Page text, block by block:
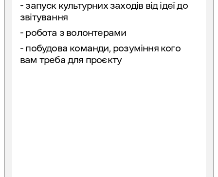
- запуск культурних заходів від ідеї до
звітування
- робота з волонтерами
- побудова команди, розуміння кого
вам треба для проєкту